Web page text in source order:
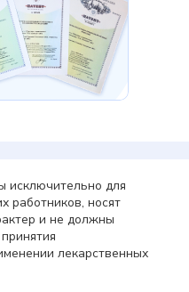
исключительно для
работников, носят
и не должны
лекарственных